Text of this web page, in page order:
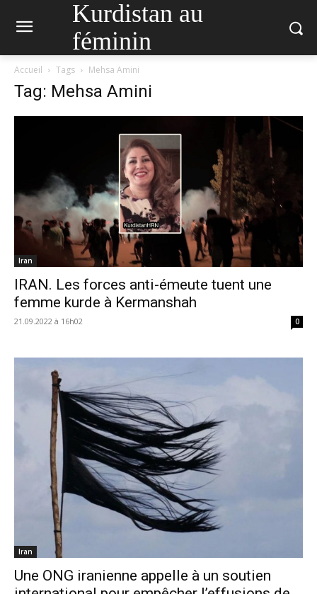
Kurdistan au
féminin
Accueil Tags Mehsa Amini
Tag: Mehsa Amini
Iran
IRAN. Les forces anti-émeute tuent une
femme kurde à Kermanshah
21.09.2022 à 16h02 0
Iran
Une ONG iranienne appelle à un soutien